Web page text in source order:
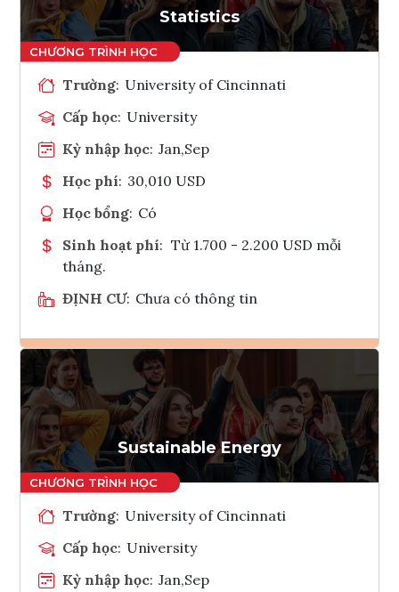
Statistics
Trường: University of Cincinnati
Cấp học: University
Kỳ nhập học: Jan,Sep
Học phí: 30,010 USD
Học bổng: Có
Sinh hoạt phí: Từ 1.700 - 2.200 USD mỗi
tháng.
ĐỊNH CƯ: Chưa có thông tin
Ghi danh
Tham vấn Interlink
Sustainable Energy
Trường: University of Cincinnati
Cấp học: University
Kỳ nhập học: Jan,Sep